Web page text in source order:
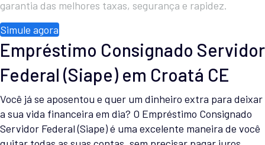
garantia das melhores taxas, segurança e rapidez.
Simule agora
Empréstimo Consignado Servidor
Federal (Siape) em Croatá CE
Você já se aposentou e quer um dinheiro extra para deixar
a sua vida financeira em dia? O Empréstimo Consignado
Servidor Federal (Siape) é uma excelente maneira de você